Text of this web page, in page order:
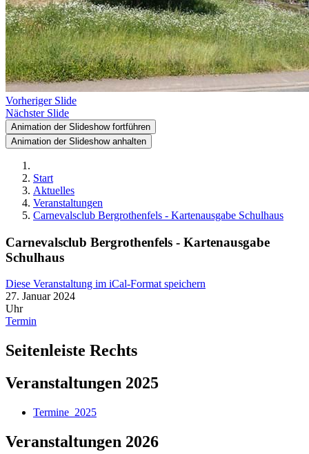
Vorheriger Slide
Nächster Slide
Animation der Slideshow fortführen
Animation der Slideshow anhalten
Start
Aktuelles
Veranstaltungen
Carnevalsclub Bergrothenfels - Kartenausgabe Schulhaus
Carnevalsclub Bergrothenfels - Kartenausgabe
Schulhaus
Diese Veranstaltung im iCal-Format speichern
27. Januar 2024
Uhr
Termin
Seitenleiste Rechts
Veranstaltungen 2025
Termine_2025
Veranstaltungen 2026